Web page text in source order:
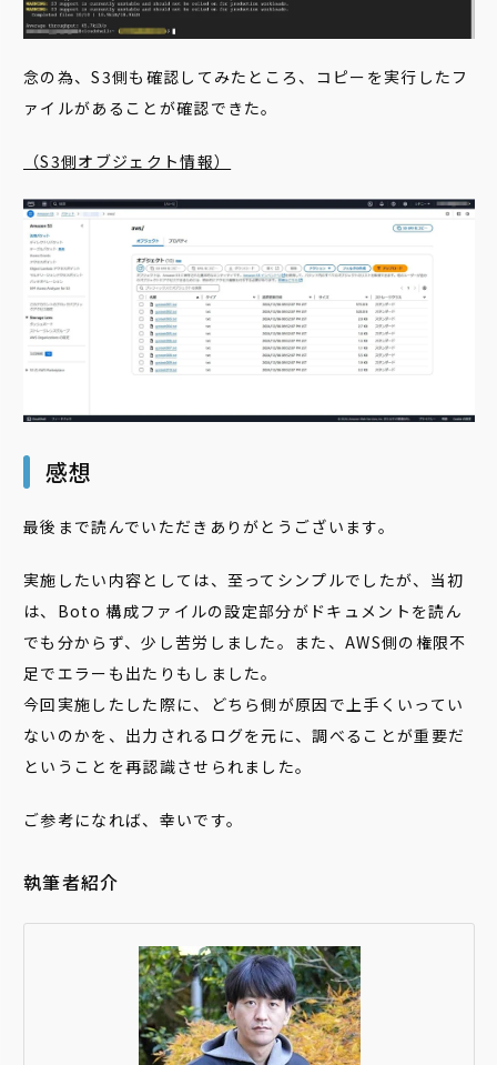
念の為、S3側も確認してみたところ、コピーを実行したフ
ァイルがあることが確認できた。
（S3側オブジェクト情報）
感想
最後まで読んでいただきありがとうございます。
実施したい内容としては、至ってシンプルでしたが、当初
は、 Boto 構成ファイルの設定部分がドキュメントを読ん
でも分からず、少し苦労しました。また、AWS側の権限不
足でエラーも出たりもしました。
今回実施したした際に、どちら側が原因で上手くいってい
ないのかを、出力されるログを元に、調べることが重要だ
ということを再認識させられました。
ご参考になれば、幸いです。
執筆者紹介